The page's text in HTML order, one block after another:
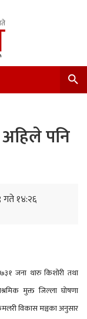
पनि
गते १४:२६
जना थारु किशोरी तथा
मुक्त जिल्ला घोषणा
विकास मञ्चका अनुसार